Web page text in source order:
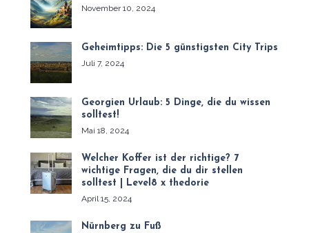
November 10, 2024
Geheimtipps: Die 5 günstigsten City Trips
Juli 7, 2024
Georgien Urlaub: 5 Dinge, die du wissen
solltest!
Mai 18, 2024
Welcher Koffer ist der richtige? 7
wichtige Fragen, die du dir stellen
solltest | Level8 x thedorie
April 15, 2024
Nürnberg zu Fuß